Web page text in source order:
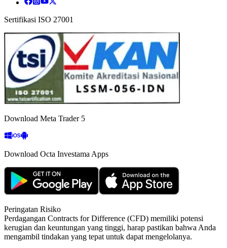
Sertifikasi ISO 27001
Download Meta Trader 5
Download Octa Investama Apps
Peringatan Risiko
Perdagangan Contracts for Difference (CFD) memiliki potensi
kerugian dan keuntungan yang tinggi, harap pastikan bahwa Anda
mengambil tindakan yang tepat untuk dapat mengelolanya.